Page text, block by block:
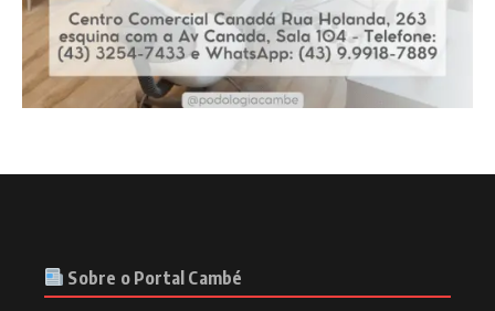
Sobre o Portal Cambé